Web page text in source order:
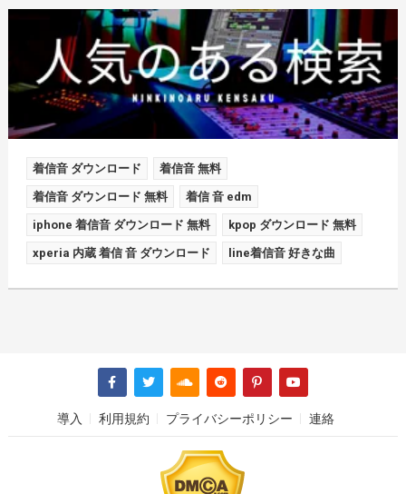
着信音 ダウンロード 着信音 無料
着信音 ダウンロード 無料 着信 音 edm
iphone 着信音 ダウンロード 無料 kpop ダウンロード 無料
xperia 内蔵 着信 音 ダウンロード line着信音 好きな曲
導入 利用規約 プライバシーポリシー 連絡